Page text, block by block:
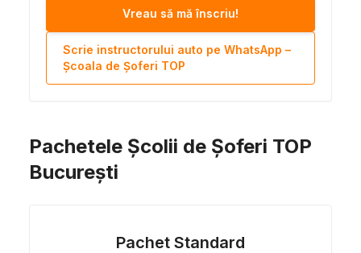
Vreau să mă înscriu!
Scrie instructorului auto pe WhatsApp –
Școala de Șoferi TOP
Pachetele Școlii de Șoferi TOP
București
Pachet Standard